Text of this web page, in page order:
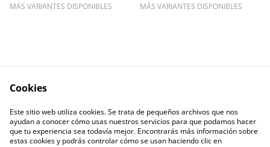
MÁS VARIANTES DISPONIBLES MÁS VARIANTES DISPONIBLES
Privacy Policy
Cookie Policy
Contactos
Cookies
Este sitio web utiliza cookies. Se trata de pequeños archivos que nos
ayudan a conocer cómo usas nuestros servicios para que podamos hacer
que tu experiencia sea todavía mejor. Encontrarás más información sobre
estas cookies y podrás controlar cómo se usan haciendo clic en